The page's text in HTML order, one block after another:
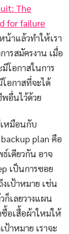
The
for failure
น้าแล้วทำให้เรา
ารสมัครงาน เมื่อ
โอกาสในการ
โอกาสที่จะได้
พอื่นไว้ด้วย
เหมือนกับ
plan คือ
เดียวกัน อาจ
เป็นการซอย
เป้าหมาย เช่น
ก็เลยวางแผน
ซื้อเสื้อผ้าใหม่ให้
าหมาย เราจะ